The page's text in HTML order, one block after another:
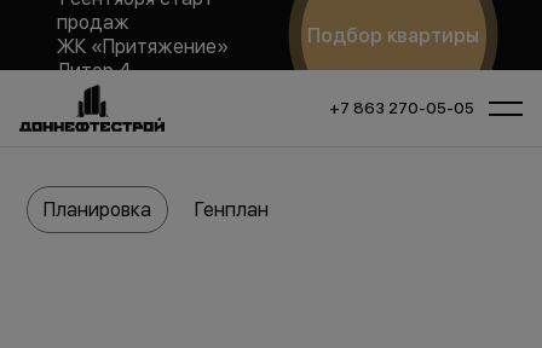
продаж
ЖК «Притяжение»
Литер 4
Подбор квартиры
+7 863 270-05-05
Планировка Генплан